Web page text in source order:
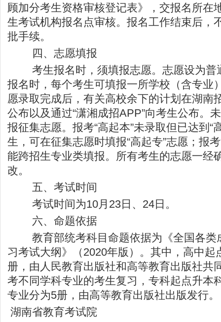
顾加分考生资格审核登记表》，交报名所在
生考试机构报名点审核。报名工作结束后，
批手续。
四、志愿填报
考生报名时，须填报志愿。志愿设为普
报名时，每个考生可填报一所学校（含专业
愿录取完成后，有关高校余下的计划在湖南
公布以及通过“潇湘成招APP”向考生公布。
报征集志愿。报考“高起本”未录取但已达到“
生，可在征集志愿时填报“高起专”志愿；报
能跨招生专业类填报。所有考生的志愿一经
改。
五、考试时间
考试时间为10月23日、24日。
六、命题依据
教育部统考科目命题依据为《全国各类
习考试大纲》（2020年版）。其中，高中起
册，由人民教育出版社和高等教育出版社共
考不同学科专业的考生复习，专科起点升本
专业分为5册，由高等教育出版社出版发行。
湖南省教育考试院